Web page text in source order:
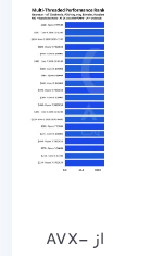
AMD همچنان از طراحی هسته‌ های P با پشتیبانی از AVX-